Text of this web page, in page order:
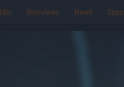
Interviews News